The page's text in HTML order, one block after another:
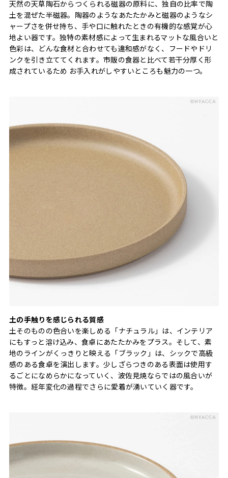
天然の天草陶石からつくられる磁器の原料に、独自の比率で陶
土を混ぜた半磁器。陶器のようなあたたかみと磁器のようなシ
ャープさを併せ持ち、手や口に触れたときの有機的な感覚が心
地よい器です。独特の素材感によって生まれるマットな風合いと
色彩は、どんな食材と合わせても違和感がなく、フードやドリ
ンクを引き立ててくれます。市販の食器と比べて若干分厚く形
成されているため お手入れがしやすいところも魅力の一つ。
土の手触りを感じられる質感
土そのものの色合いを楽しめる「ナチュラル」は、インテリア
にもすっと溶け込み、食卓にあたたかみをプラス。そして、素
地のラインがくっきりと映える「ブラック」は、シックで高級
感のある食卓を演出します。少しざらつきのある表面は使用す
るごとになめらかになっていく、波佐見焼ならではの風合いが
特徴。経年変化の過程でさらに愛着が湧いていく器です。